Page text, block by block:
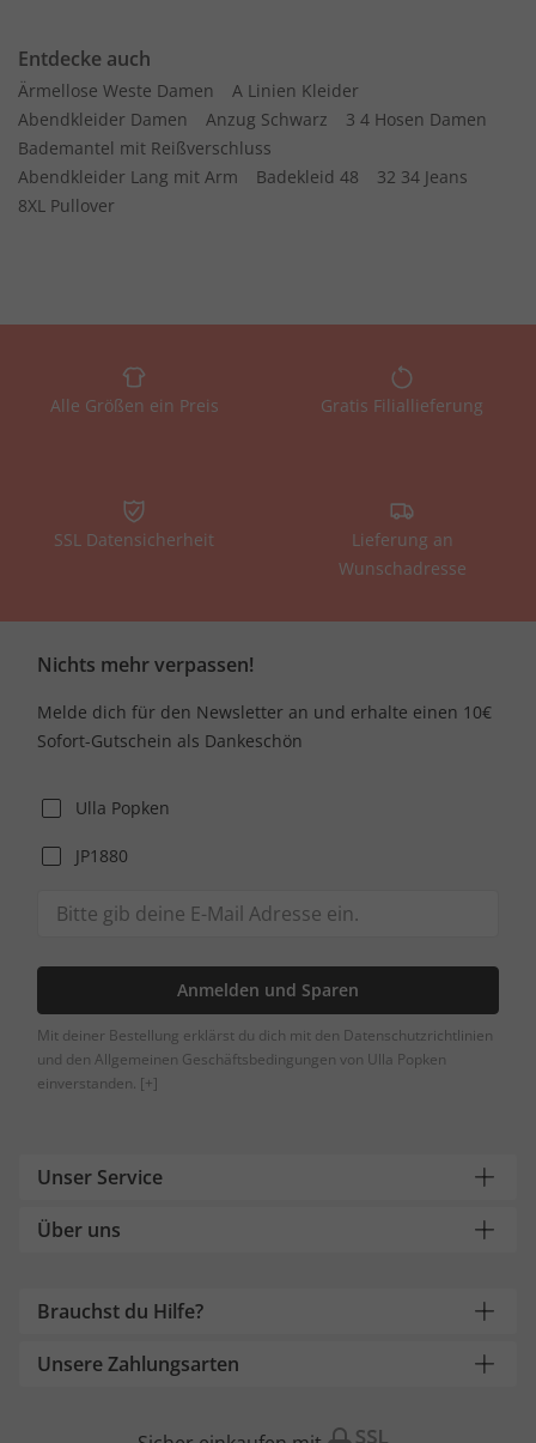
Entdecke auch
Ärmellose Weste Damen
A Linien Kleider
Abendkleider Damen
Anzug Schwarz
3 4 Hosen Damen
Bademantel mit Reißverschluss
Abendkleider Lang mit Arm
Badekleid 48
32 34 Jeans
8XL Pullover
Alle Größen ein Preis Gratis Filiallieferung
SSL Datensicherheit
Lieferung an
Wunschadresse
Nichts mehr verpassen!
Melde dich für den Newsletter an und erhalte einen 10€
Sofort-Gutschein als Dankeschön
Ulla Popken
JP1880
Anmelden und Sparen
Mit deiner Bestellung erklärst du dich mit den Datenschutzrichtlinien
und den Allgemeinen Geschäftsbedingungen von Ulla Popken
einverstanden. [+]
Unser Service
Über uns
Brauchst du Hilfe?
Unsere Zahlungsarten